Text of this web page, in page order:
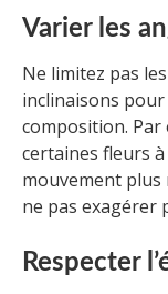
Varier les
Ne limitez pas
inclinaisons
composition. Par
certaines fleurs à
mouvement plus
ne pas exagérer
Respecter